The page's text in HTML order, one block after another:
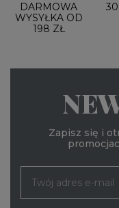
DARMOWA
WYSYŁKA OD
198 ZŁ
Zapisz się i